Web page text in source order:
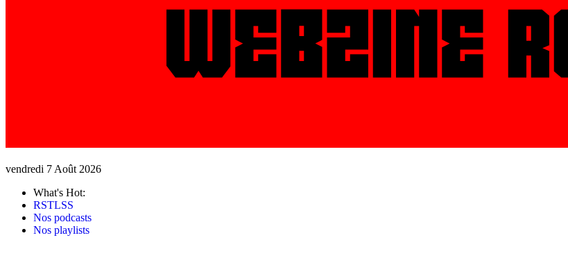
vendredi 7 Août 2026
What's Hot:
RSTLSS
Nos podcasts
Nos playlists